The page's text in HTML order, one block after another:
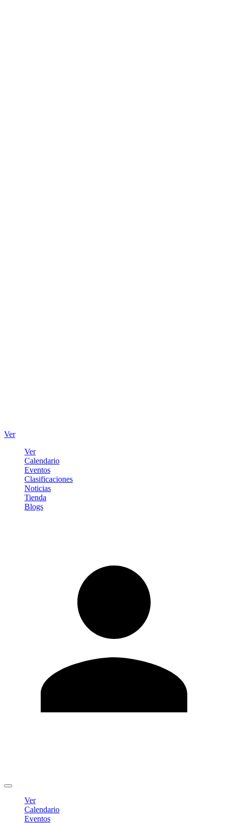
Ver
Ver
Calendario
Eventos
Clasificaciones
Noticias
Tienda
Blogs
Ver
Calendario
Eventos